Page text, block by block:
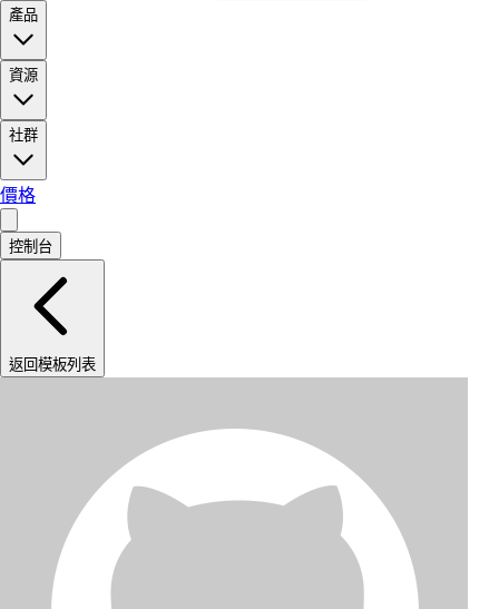
產品
資源
社群
價格
控制台
返回模板列表